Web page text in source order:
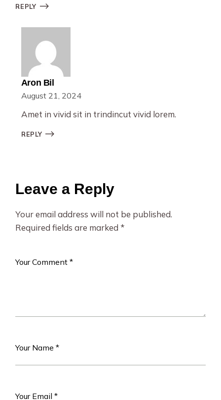
REPLY
Aron Bil
August 21, 2024
Amet in vivid sit in trindincut vivid lorem.
REPLY
Leave a Reply
Your email address will not be published.
Required fields are marked *